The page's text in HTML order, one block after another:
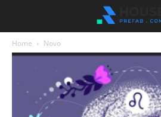
Home Novo